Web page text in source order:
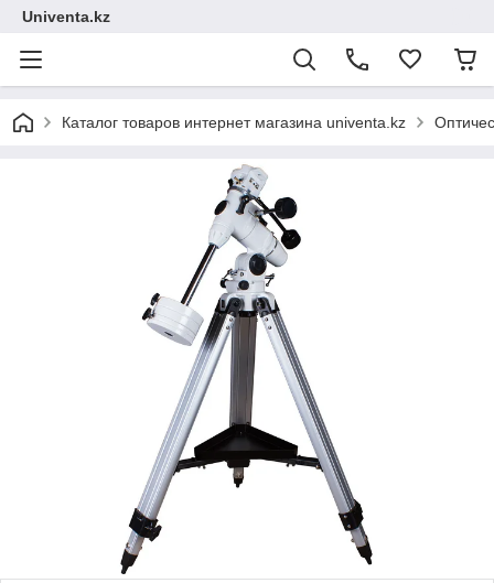
Univenta.kz
Каталог товаров интернет магазина univenta.kz